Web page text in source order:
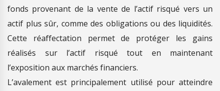
fonds provenant de la vente de l’actif risqué vers un
actif plus sûr, comme des obligations ou des liquidités.
Cette réaffectation permet de protéger les gains
réalisés sur l’actif risqué tout en maintenant
l’exposition aux marchés financiers.
L’avalement est principalement utilisé pour atteindre